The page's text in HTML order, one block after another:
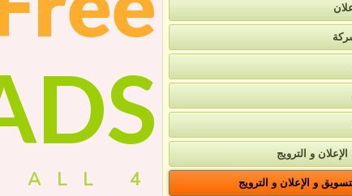
و الترويج
و الإعلان و الترويج 4 ALL